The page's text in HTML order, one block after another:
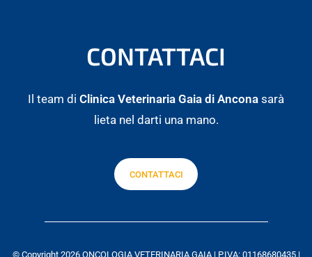
CONTATTACI
Il team di Clinica Veterinaria Gaia di Ancona sarà
lieta nel darti una mano.
CONTATTACI
© Copyright 2026 ONCOLOGIA VETERINARIA GAIA | P.IVA: 01168680435 |